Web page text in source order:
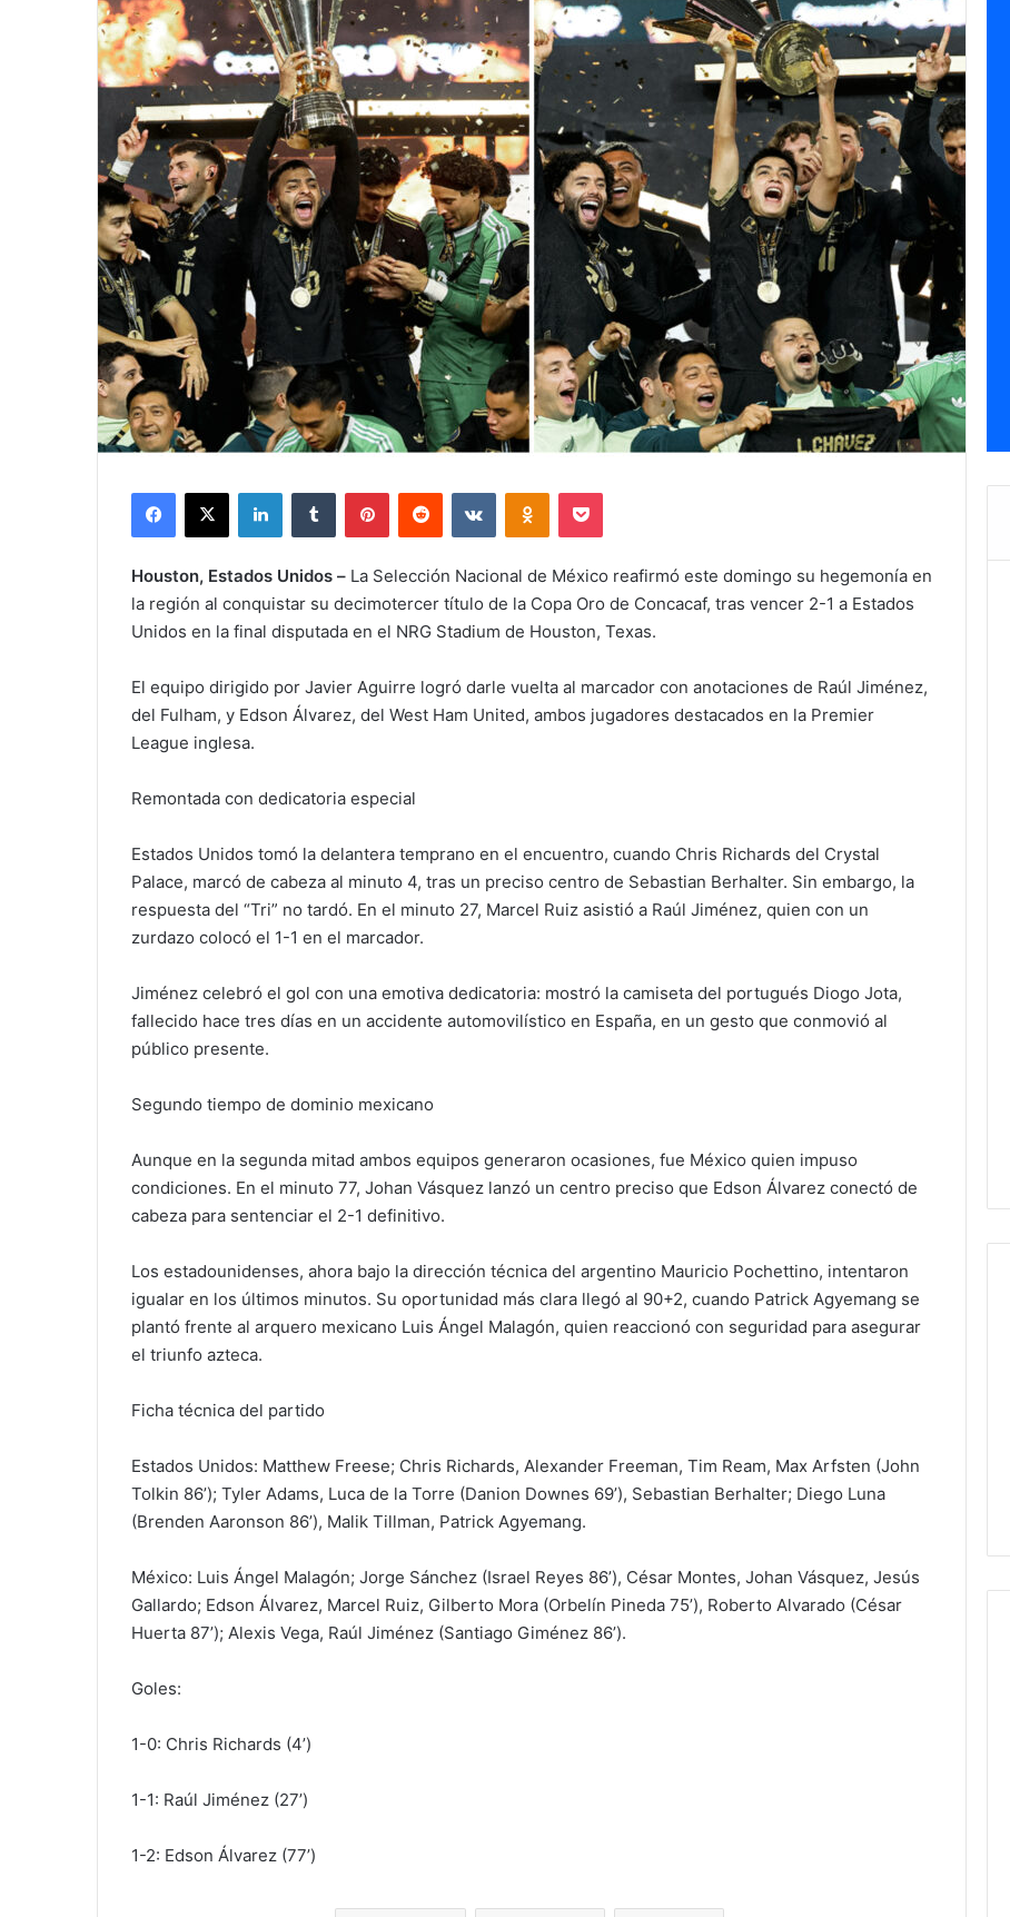
Facebook
X LinkedInTumblr PinterestReddit VKontakteOdnoklassniki
Pocket
Houston, Estados Unidos – La Selección Nacional de México reafirmó este domingo su hegemonía en
la región al conquistar su decimotercer título de la Copa Oro de Concacaf, tras vencer 2-1 a Estados
Unidos en la final disputada en el NRG Stadium de Houston, Texas.
El equipo dirigido por Javier Aguirre logró darle vuelta al marcador con anotaciones de Raúl Jiménez,
del Fulham, y Edson Álvarez, del West Ham United, ambos jugadores destacados en la Premier
League inglesa.
Remontada con dedicatoria especial
Estados Unidos tomó la delantera temprano en el encuentro, cuando Chris Richards del Crystal
Palace, marcó de cabeza al minuto 4, tras un preciso centro de Sebastian Berhalter. Sin embargo, la
respuesta del “Tri” no tardó. En el minuto 27, Marcel Ruiz asistió a Raúl Jiménez, quien con un
zurdazo colocó el 1-1 en el marcador.
Jiménez celebró el gol con una emotiva dedicatoria: mostró la camiseta del portugués Diogo Jota,
fallecido hace tres días en un accidente automovilístico en España, en un gesto que conmovió al
público presente.
Segundo tiempo de dominio mexicano
Aunque en la segunda mitad ambos equipos generaron ocasiones, fue México quien impuso
condiciones. En el minuto 77, Johan Vásquez lanzó un centro preciso que Edson Álvarez conectó de
cabeza para sentenciar el 2-1 definitivo.
Los estadounidenses, ahora bajo la dirección técnica del argentino Mauricio Pochettino, intentaron
igualar en los últimos minutos. Su oportunidad más clara llegó al 90+2, cuando Patrick Agyemang se
plantó frente al arquero mexicano Luis Ángel Malagón, quien reaccionó con seguridad para asegurar
el triunfo azteca.
Ficha técnica del partido
Estados Unidos: Matthew Freese; Chris Richards, Alexander Freeman, Tim Ream, Max Arfsten (John
Tolkin 86’); Tyler Adams, Luca de la Torre (Danion Downes 69’), Sebastian Berhalter; Diego Luna
(Brenden Aaronson 86’), Malik Tillman, Patrick Agyemang.
México: Luis Ángel Malagón; Jorge Sánchez (Israel Reyes 86’), César Montes, Johan Vásquez, Jesús
Gallardo; Edson Álvarez, Marcel Ruiz, Gilberto Mora (Orbelín Pineda 75’), Roberto Alvarado (César
Huerta 87’); Alexis Vega, Raúl Jiménez (Santiago Giménez 86’).
Goles:
1-0: Chris Richards (4’)
1-1: Raúl Jiménez (27’)
1-2: Edson Álvarez (77’)